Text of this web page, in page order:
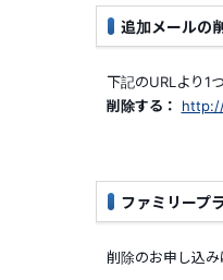
追加メールの
下記のURLより1
削除する：
ファミリープ
削除のお申し込み